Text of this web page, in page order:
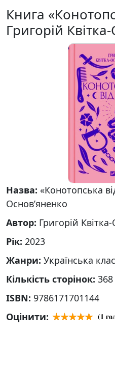
Книга
Григорій
Назва: «Конотопська
Основ’яненко
Автор: Григорій
Рік: 2023
Жанри: Українська
Кількість сторінок: 368
ISBN: 9786171701144
Оцінити:
(1